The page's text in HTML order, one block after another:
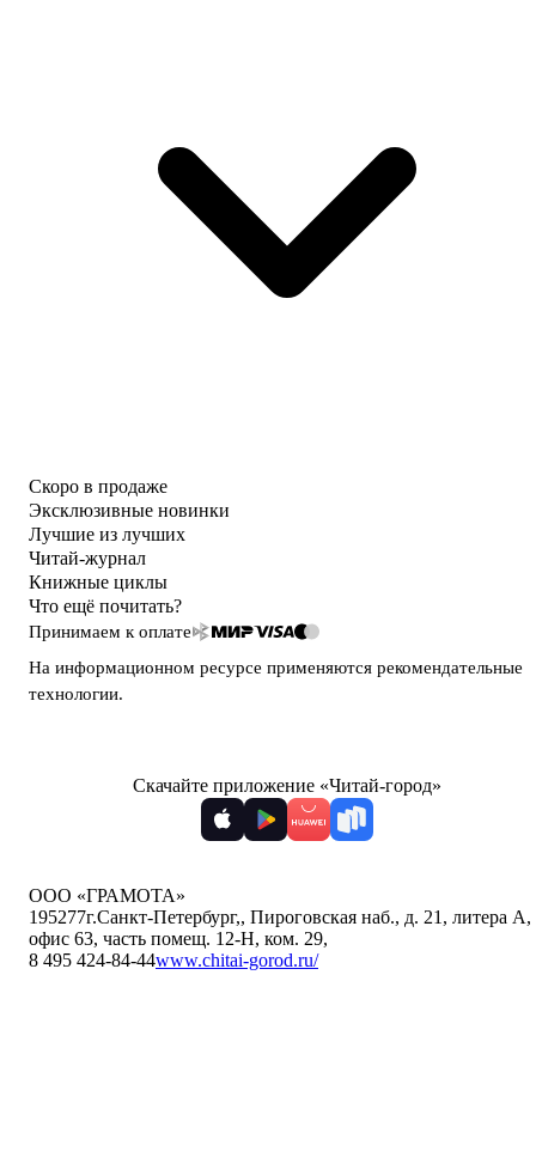
Скоро в продаже
Эксклюзивные новинки
Лучшие из лучших
Читай-журнал
Книжные циклы
Что ещё почитать?
Принимаем к оплате
На информационном ресурсе применяются рекомендательные
технологии.
Скачайте приложение «Читай-город»
ООО «ГРАМОТА»
195277г.Санкт-Петербург,, Пироговская наб., д. 21, литера А,
офис 63, часть помещ. 12-Н, ком. 29,
8 495 424-84-44www.chitai-gorod.ru/